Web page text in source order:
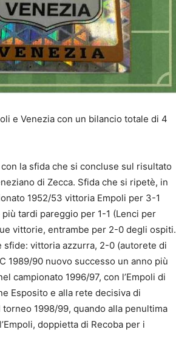
e Venezia con un bilancio totale di 4
la sfida che si concluse sul risultato
di Zecca. Sfida che si ripetè, in
1952/53 vittoria Empoli per 3-1
tardi pareggio per 1-1 (Lenci per
vittorie, entrambe per 2-0 degli ospiti.
sfide: vittoria azzurra, 2-0 (autorete di
1989/90 nuovo successo un anno più
campionato 1996/97, con l’Empoli di
Esposito e alla rete decisiva di
1998/99, quando alla penultima
doppietta di Recoba per i